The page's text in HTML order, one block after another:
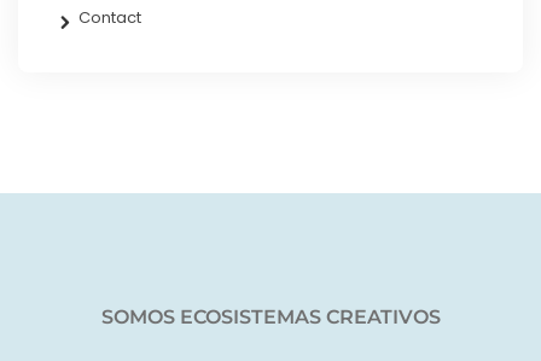
Contact
SOMOS ECOSISTEMAS CREATIVOS